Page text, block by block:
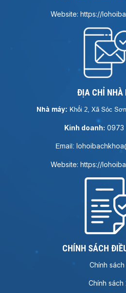
Website: https://
ĐỊA CHỈ NHÀ
Nhà máy: Khối 2, Xã Sóc
Kinh doanh: 0973
Email:
Website: https://
CHÍNH SÁCH
Chính sách
Chính sách